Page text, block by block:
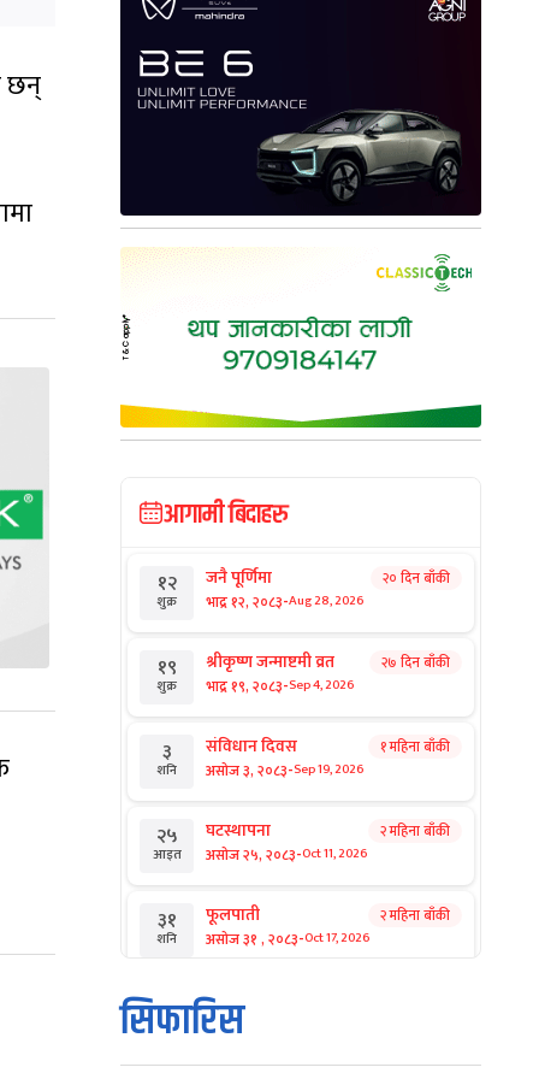
छन्
आगामी बिदाहरु
१२
शुक्र
जनै पूर्णिमा
भाद्र १२, २०८३-Aug 28, 2026
२० दिन बाँकी
१९
शुक्र
श्रीकृष्ण जन्माष्टमी व्रत
भाद्र १९, २०८३-Sep 4, 2026
२७ दिन बाँकी
३
शनि
संविधान दिवस
असोज ३, २०८३-Sep 19, 2026
१ महिना बाँकी
२५
आइत
घटस्थापना
असोज २५, २०८३-Oct 11, 2026
२ महिना बाँकी
३१
शनि
फूलपाती
असोज ३१ , २०८३-Oct 17, 2026
२ महिना बाँकी
१
आइत
कार्तिक सङ्क्रान्ति
कार्तिक १, २०८३
सिफारिस